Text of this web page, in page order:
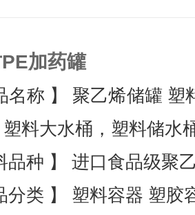
加药罐
称 】 聚乙烯储罐 塑
料大水桶，塑料储水
种 】 进口食品级聚
类 】 塑料容器 塑胶